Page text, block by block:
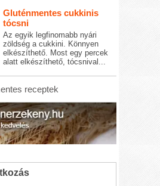
Gluténmentes cukkinis
tócsni
Az egyik legfinomabb nyári
zöldség a cukkini. Könnyen
elkészíthető. Most egy percek
alatt elkészíthető, tócsnival...
receptek